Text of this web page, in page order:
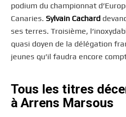
podium du championnat
Canaries. Sylvain Cachard
ses terres. Troisième,
quasi doyen de la délégation
jeunes qu’il faudra encore
Tous les titres
à Arrens Marsous